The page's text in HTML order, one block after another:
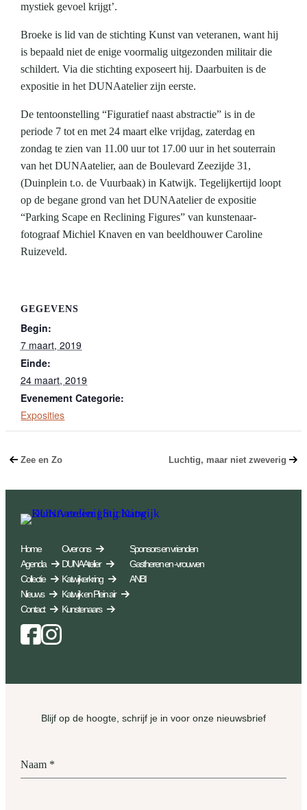
mystiek gevoel krijgt’.
Broeke is lid van de stichting Kunst van veteranen, want hij
is bepaald niet de enige voormalig uitgezonden militair die
schildert. Via die stichting exposeert hij. Daarbuiten is de
expositie in het DUNAatelier zijn eerste.
De tentoonstelling “Figuratief naast abstractie” is in de
periode 7 tot en met 24 maart elke vrijdag, zaterdag en
zondag te zien van 11.00 uur tot 17.00 uur in het souterrain
van het DUNAatelier, aan de Boulevard Zeezijde 31,
(Duinplein t.o. de Vuurbaak) in Katwijk. Tegelijkertijd loopt
op de begane grond van het DUNAatelier de expositie
“Parking Scape en Reclining Figures” van kunstenaar-
fotograaf Michiel Knaven en van beeldhouwer Caroline
Ruizeveld.
GEGEVENS
Begin:
7 maart, 2019
Einde:
24 maart, 2019
Evenement Categorie:
Exposities
Zee en Zo Luchtig, maar niet zweverig
Home
Agenda
Collectie
Nieuws
Contact
Facebook Instagram
Over ons
DUNA Atelier
Katwijkerkring
Katwijk en Plein air
Kunstenaars
Sponsors en vrienden
Gastheren en -vrouwen
ANBI
Blijf op de hoogte, schrijf je in voor onze nieuwsbrief
Naam *